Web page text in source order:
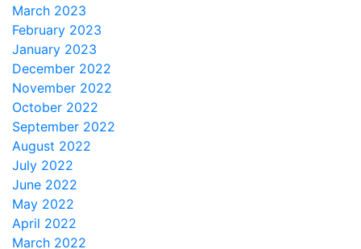
March 2023
February 2023
January 2023
December 2022
November 2022
October 2022
September 2022
August 2022
July 2022
June 2022
May 2022
April 2022
March 2022